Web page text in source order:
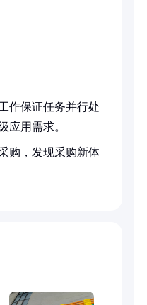
作保证任务并行处
应用需求。
购，发现采购新体